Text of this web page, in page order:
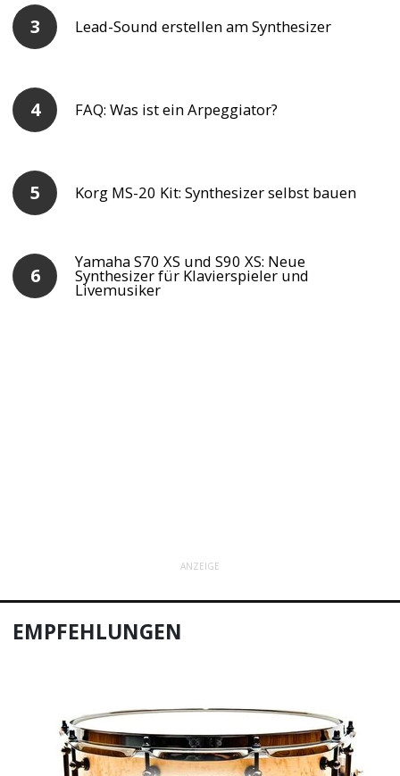
Lead-Sound erstellen am Synthesizer
FAQ: Was ist ein Arpeggiator?
Korg MS-20 Kit: Synthesizer selbst bauen
Yamaha S70 XS und S90 XS: Neue
Synthesizer für Klavierspieler und
Livemusiker
ANZEIGE
EMPFEHLUNGEN